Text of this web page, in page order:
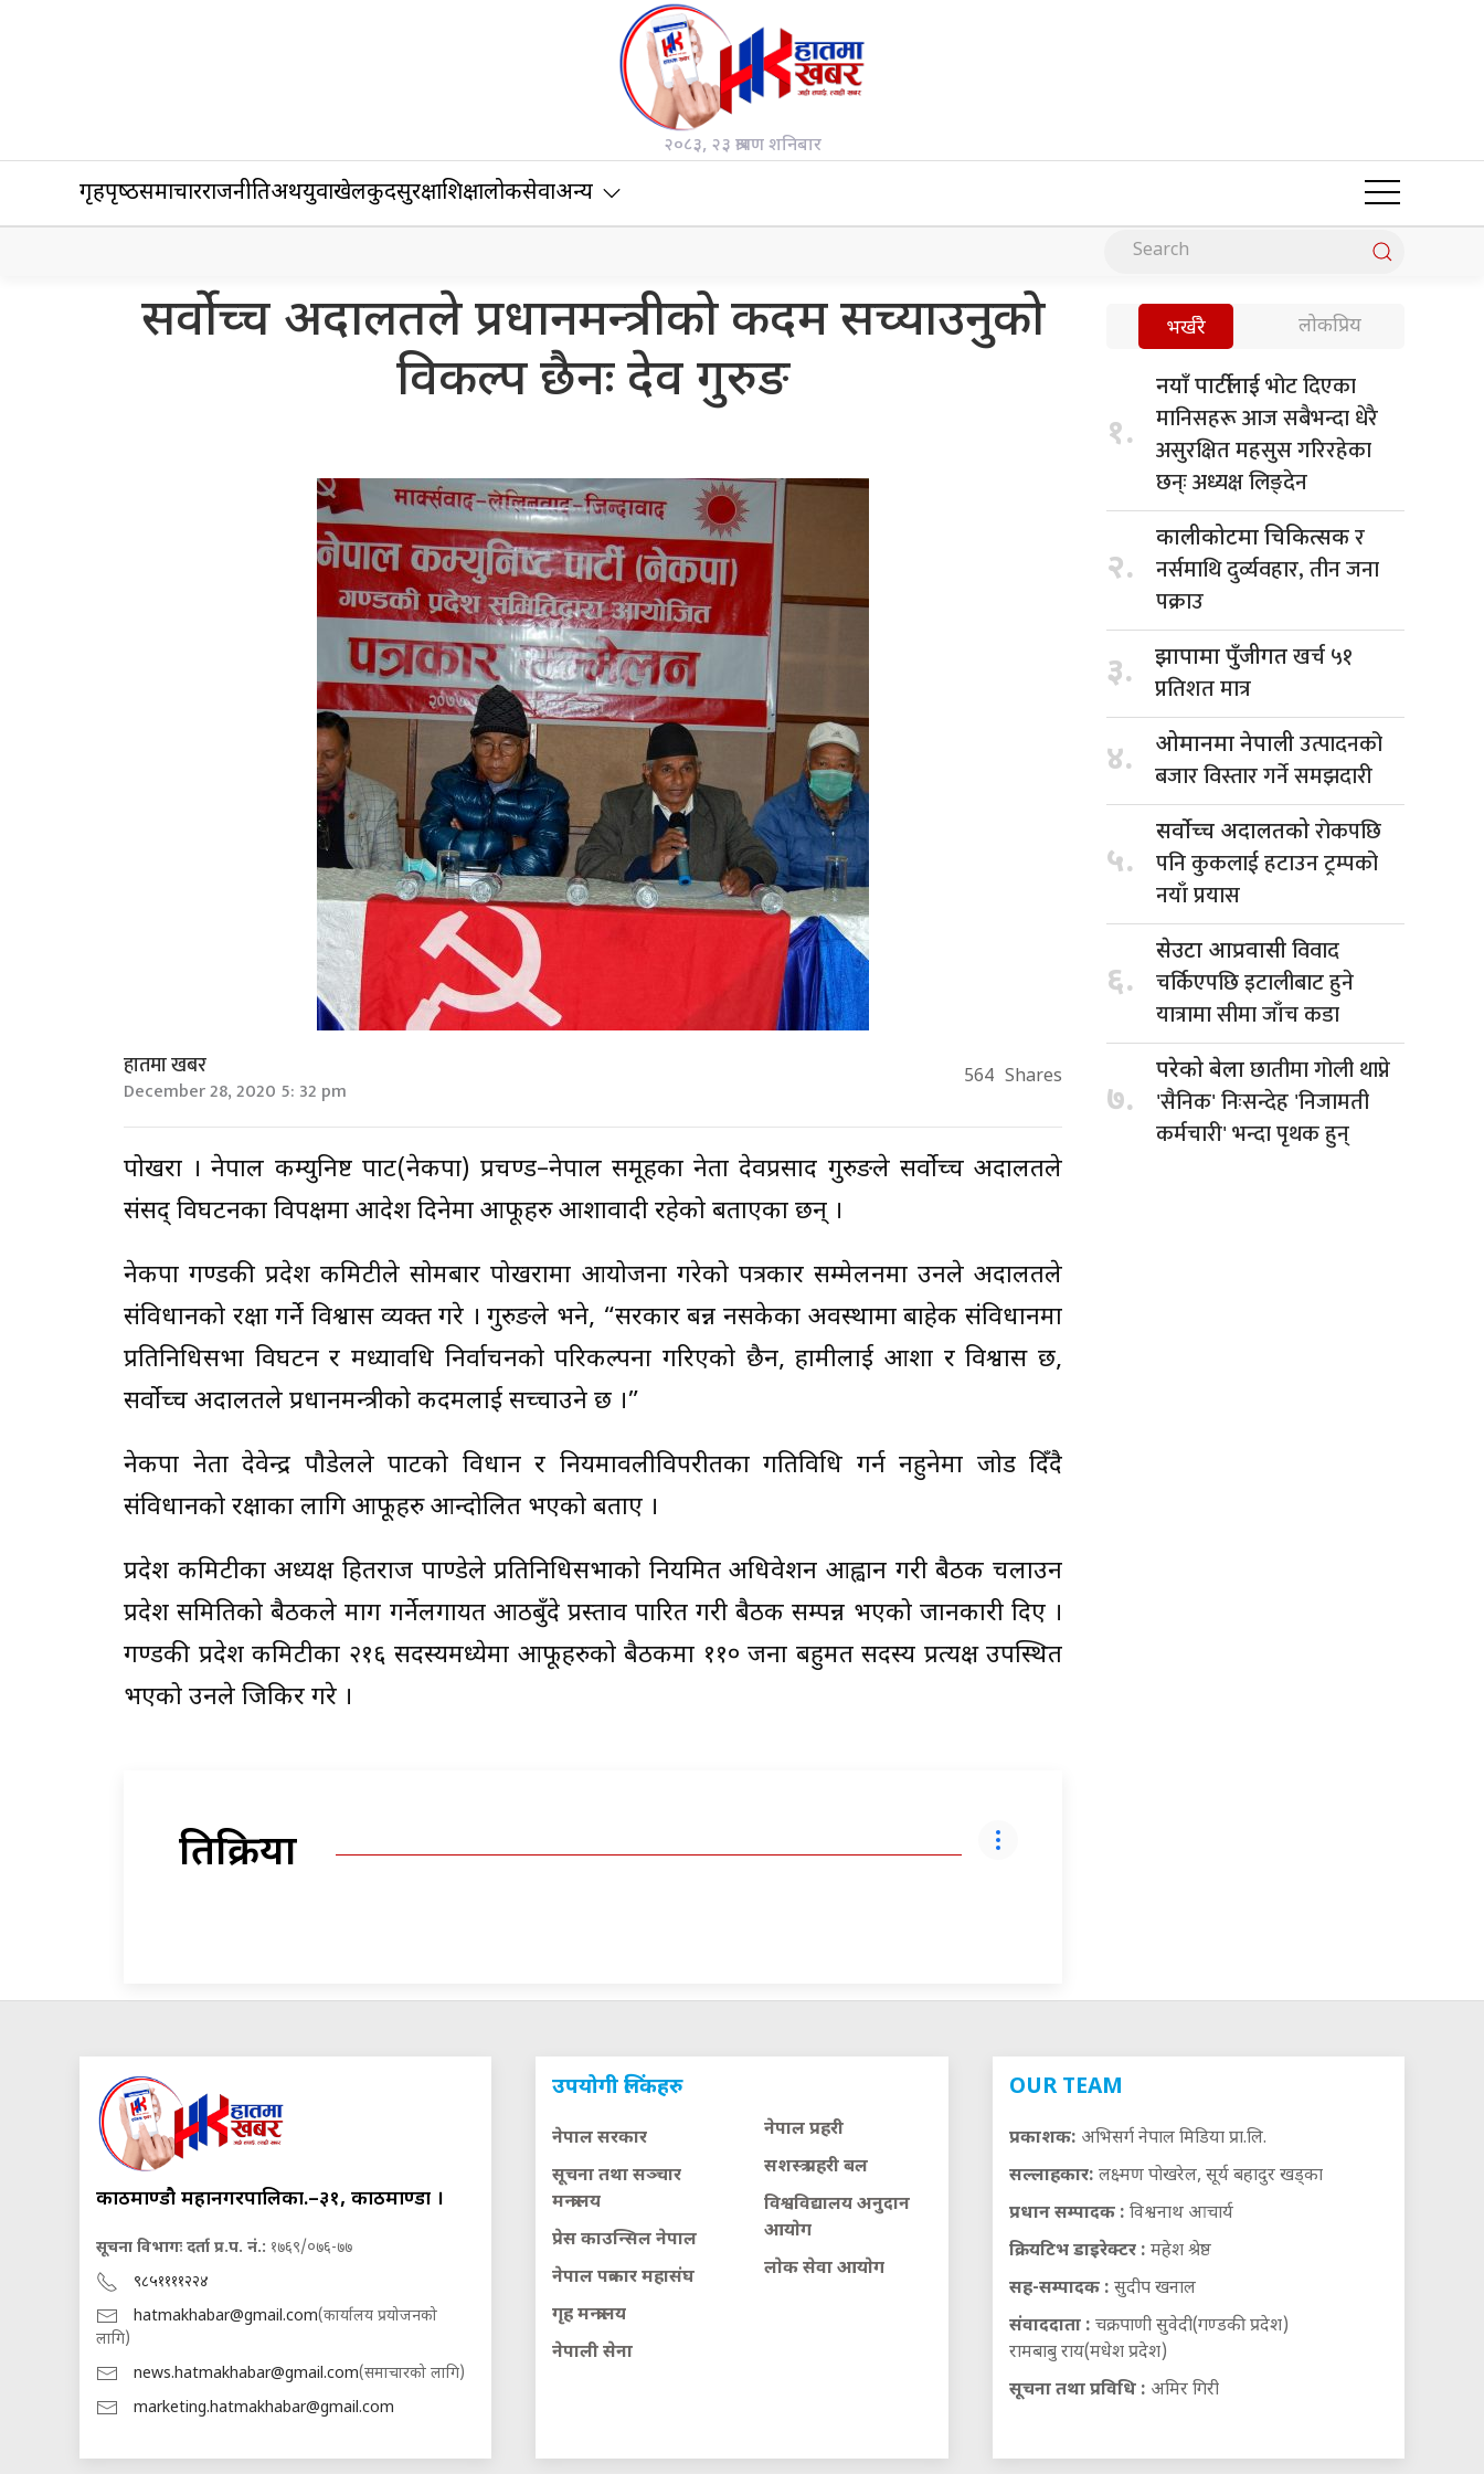
२०८३, २३ श्रावण शनिबार
गृहपृष्‍ठसमाचारराजनीतिअर्थयुवाखेलकुदसुरक्षाशिक्षालोकसेवाअन्य
सर्वोच्च अदालतले प्रधानमन्त्रीको कदम सच्याउनुको
विकल्प छैनः देव गुरुङ
हातमा खबर
December 28, 2020 5: 32 pm 564 Shares
पोखरा । नेपाल कम्युनिष्ट पार्टी(नेकपा) प्रचण्ड–नेपाल समूहका नेता देवप्रसाद गुरुङले सर्वोच्च अदालतले
संसद् विघटनका विपक्षमा आदेश दिनेमा आफूहरु आशावादी रहेको बताएका छन् ।
नेकपा गण्डकी प्रदेश कमिटीले सोमबार पोखरामा आयोजना गरेको पत्रकार सम्मेलनमा उनले अदालतले
संविधानको रक्षा गर्ने विश्वास व्यक्त गरे । गुरुङले भने, “सरकार बन्न नसकेका अवस्थामा बाहेक संविधानमा
प्रतिनिधिसभा विघटन र मध्यावधि निर्वाचनको परिकल्पना गरिएको छैन, हामीलाई आशा र विश्वास छ,
सर्वोच्च अदालतले प्रधानमन्त्रीको कदमलाई सच्चाउने छ ।”
नेकपा नेता देवेन्द्र पौडेलले पार्टीको विधान र नियमावलीविपरीतका गतिविधि गर्न नहुनेमा जोड दिँदै
संविधानको रक्षाका लागि आफूहरु आन्दोलित भएको बताए ।
प्रदेश कमिटीका अध्यक्ष हितराज पाण्डेले प्रतिनिधिसभाको नियमित अधिवेशन आह्वान गरी बैठक चलाउन
प्रदेश समितिको बैठकले माग गर्नेलगायत आठबुँदे प्रस्ताव पारित गरी बैठक सम्पन्न भएको जानकारी दिए ।
गण्डकी प्रदेश कमिटीका २१६ सदस्यमध्येमा आफूहरुको बैठकमा ११० जना बहुमत सदस्य प्रत्यक्ष उपस्थित
भएको उनले जिकिर गरे ।
प्रतिक्रिया
भर्खरै लोकप्रिय
१.
नयाँ पार्टीलाईभोट दिएका
मानिसहरू आज सबैभन्दा धेरै
असुरक्षित महसुस गरिरहेका
छन्ः अध्यक्ष लिङ्देन
२.
कालीकोटमा चिकित्सकर
नर्समाथि दुर्व्यवहार, तीन जना
पक्राउ
३. झापामा पुँजीगतखर्च ५१
प्रतिशत मात्र
४. ओमानमा नेपालीउत्पादनको
बजार विस्तार गर्ने समझदारी
५.
सर्वोच्च अदालतकोरोकपछि
पनि कुकलाई हटाउन ट्रम्पको
नयाँ प्रयास
६.
सेउटा आप्रवासीविवाद
चर्किएपछि इटालीबाट हुने
यात्रामा सीमा जाँच कडा
७.
परेको बेलाछातीमा गोली थाप्ने
'सैनिक' निःसन्देह 'निजामती
कर्मचारी' भन्दा पृथक हुन्
काठमाण्डौ महानगरपालिका.–३१, काठमाण्डौं ।
सूचना विभागः दर्ता प्र.प. नं.: १७६९/०७६-७७
९८५११११२२४
hatmakhabar@gmail.com(कार्यालय प्रयोजनको
लागि)
news.hatmakhabar@gmail.com(समाचारको लागि)
marketing.hatmakhabar@gmail.com
उपयोगी लिंकहरु
नेपाल सरकार
सूचना तथा सञ्चार
मन्त्रालय
प्रेस काउन्सिल नेपाल
नेपाल पत्रकार महासंघ
गृह मन्त्रालय
नेपाली सेना
नेपाल प्रहरी
सशस्त्र प्रहरी बल
विश्वविद्यालय अनुदान
आयाेग
लाेक सेवा आयाेग
OUR TEAM
प्रकाशक: अभिसर्ग नेपाल मिडिया प्रा.लि.
सल्लाहकार: लक्ष्मण पोखरेल, सूर्य बहादुर खड्का
प्रधान सम्पादक : विश्वनाथ आचार्य
क्रियटिभ डाइरेक्टर : महेश श्रेष्ठ
सह-सम्पादक : सुदीप खनाल
संवाददाता : चक्रपाणी सुवेदी(गण्डकी प्रदेश)
रामबाबु राय(मधेश प्रदेश)
सूचना तथा प्रविधि : अमिर गिरी